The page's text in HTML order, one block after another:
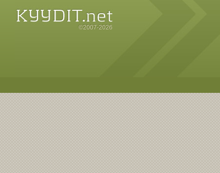
©2007-2026